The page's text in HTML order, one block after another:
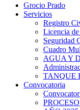
Grocio Prado
Servicios
Registro
Licencia
Seguridad
Cuadro
AGUA Y
TANQUE
Convocatoria